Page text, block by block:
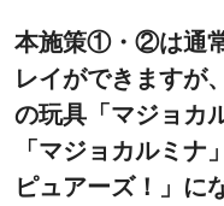
本施策①・②は通
レイができますが
の玩具「マジョカ
「マジョカルミナ
ピュアーズ！」に